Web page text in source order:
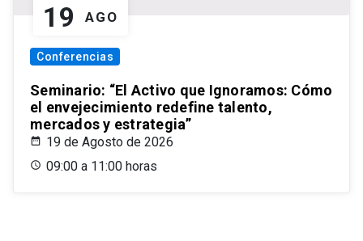
19 AGO
Conferencias
Seminario: “El Activo que Ignoramos: Cómo
el envejecimiento redefine talento,
mercados y estrategia”
19 de Agosto de 2026
09:00 a 11:00 horas